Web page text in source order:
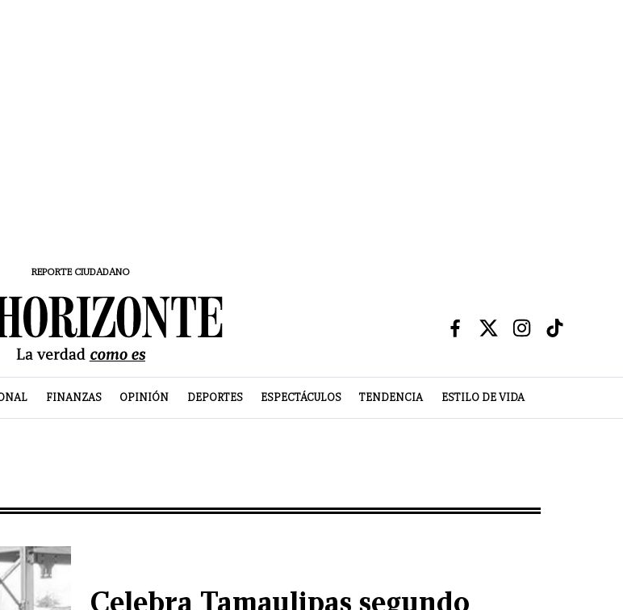
REPORTE CIUDADANO
FINANZAS OPINIÓN DEPORTES ESPECTÁCULOS TENDENCIA ESTILO DE VIDA
Celebra Tamaulipas segundo